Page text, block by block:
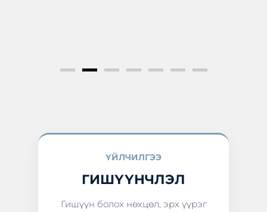
ҮЙЛЧИЛГЭЭ
ГИШҮҮНЧЛЭЛ
Гишүүн болох нөхцөл, эрх үүрэг